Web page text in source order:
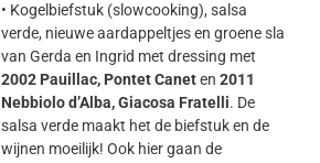
• Kogelbiefstuk (slowcooking), salsa
verde, nieuwe aardappeltjes en groene sla
van Gerda en Ingrid met dressing met
2002 Pauillac, Pontet Caneten 2011
Nebbiolo d’Alba, Giacosa Fratelli. De
salsa verde maakt het de biefstuk en de
wijnen moeilijk! Ook hier gaan de